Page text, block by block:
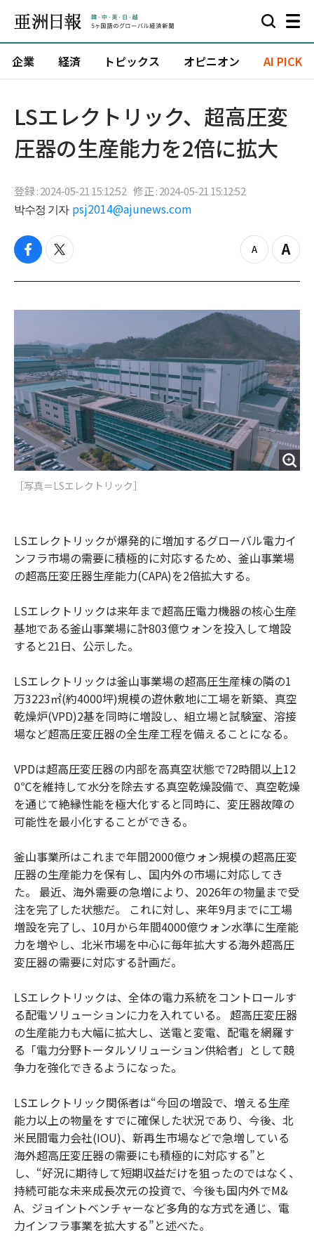
企業 経済 トピックス オピニオン AI PICK
LSエレクトリック、超高圧変
圧器の生産能力を2倍に拡大
登録 : 2024-05-21 15:12:52 修正 : 2024-05-21 15:12:52
박수정 기자 psj2014@ajunews.com
f
c
b
k
t
i
t
z
o
o
u
Z
o
i
［写真＝LSエレクトリック］
LSエレクトリックが爆発的に増加するグローバル電力イ
ンフラ市場の需要に積極的に対応するため、釜山事業場
の超高圧変圧器生産能力(CAPA)を2倍拡大する。
LSエレクトリックは来年まで超高圧電力機器の核心生産
基地である釜山事業場に計803億ウォンを投入して増設
すると21日、公示した。
LSエレクトリックは釜山事業場の超高圧生産棟の隣の1
万3223㎡(約4000坪)規模の遊休敷地に工場を新築、真空
乾燥炉(VPD)2基を同時に増設し、組立場と試験室、溶接
場など超高圧変圧器の全生産工程を備えることになる。
VPDは超高圧変圧器の内部を高真空状態で72時間以上12
0℃を維持して水分を除去する真空乾燥設備で、真空乾燥
を通じて絶縁性能を極大化すると同時に、変圧器故障の
可能性を最小化することができる。
釜山事業所はこれまで年間2000億ウォン規模の超高圧変
圧器の生産能力を保有し、国内外の市場に対応してき
た。 最近、海外需要の急増により、2026年の物量まで受
注を完了した状態だ。 これに対し、来年9月までに工場
増設を完了し、10月から年間4000億ウォン水準に生産能
力を増やし、北米市場を中心に毎年拡大する海外超高圧
変圧器の需要に対応する計画だ。
LSエレクトリックは、全体の電力系統をコントロールす
る配電ソリューションに力を入れている。 超高圧変圧器
の生産能力も大幅に拡大し、送電と変電、配電を網羅す
る「電力分野トータルソリューション供給者」として競
争力を強化できるようになった。
LSエレクトリック関係者は“今回の増設で、増える生産
能力以上の物量をすでに確保した状況であり、今後、北
米民間電力会社(IOU)、新再生市場などで急増している
海外超高圧変圧器の需要にも積極的に対応する”と
し、“好況に期待して短期収益だけを狙ったのではなく、
持続可能な未来成長次元の投資で、今後も国内外でM&
A、ジョイントベンチャーなど多角的な方式を通じ、電
力インフラ事業を拡大する”と述べた。